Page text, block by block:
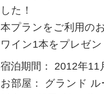
した！
本プランをご利用の
ワイン1本をプレゼ
宿泊期間： 2012年11
お部屋： グランド ル